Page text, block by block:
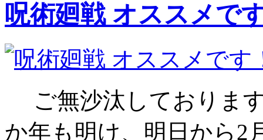
呪術廻戦 オススメで
ご無沙汰しておりま
か年も明け、明日から2